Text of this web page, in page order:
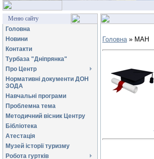
Меню сайту
Головна
Новини
Контакти
Турбаза "Дніпрянка"
Про Центр
Нормативні документи ДОН
ЗОДА
Навчальні програми
Проблемна тема
Методичний вісник Центру
Бібліотека
Атестація
Музей історії туризму
Робота гуртків
Головна» МАН